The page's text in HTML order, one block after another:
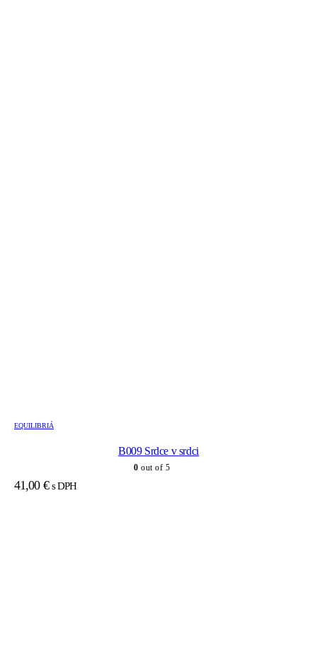
EQUILIBRIÁ
B009 Srdce v srdci
0 out of 5
41,00 € s DPH